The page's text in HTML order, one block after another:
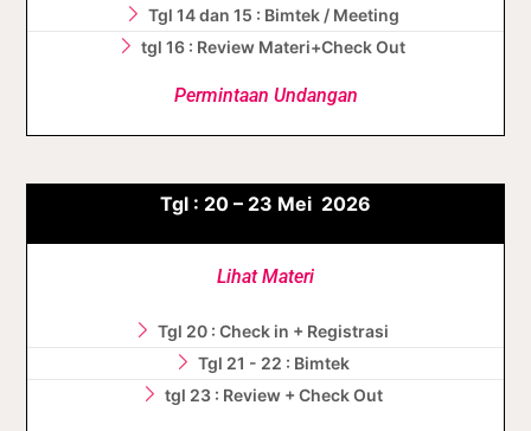
Tgl 14 dan 15 : Bimtek / Meeting
tgl 16 : Review Materi+Check Out
Permintaan Undangan
Tgl : 20 – 23 Mei 2026
Lihat Materi
Tgl 20 : Check in + Registrasi
Tgl 21 - 22 : Bimtek
tgl 23 : Review + Check Out